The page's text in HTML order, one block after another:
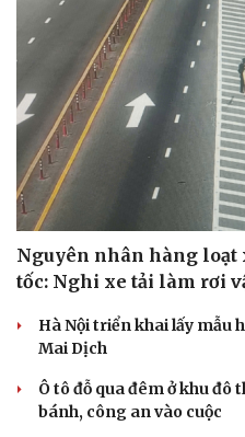
Văn hóa
Sân khấu - Điện ảnh
Văn học
Âm nhạc
Nguyên nhân hàng loạt
tốc: Nghi xe tải làm rơi
Hà Nội triển khai lấy mẫu
Mai Dịch
Ô tô đỗ qua đêm ở khu
bánh, công an vào cuộc